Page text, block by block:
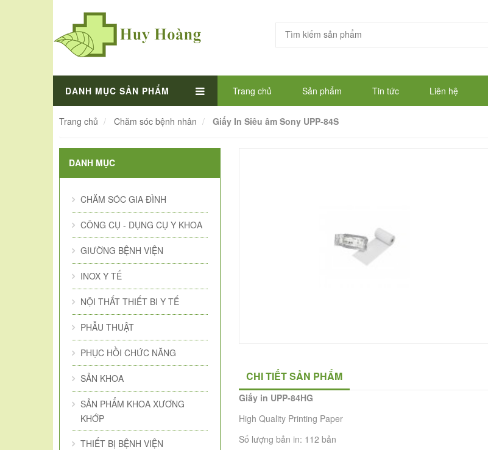
DANH MỤC SẢN PHẨM Trang chủ Sản phẩm Tin tức Liên hệ
Trang chủ Chăm sóc bệnh nhân Giấy In Siêu âm Sony UPP-84S
DANH MỤC
CHĂM SÓC GIA ĐÌNH
CÔNG CỤ - DỤNG CỤ Y KHOA
GIƯỜNG BỆNH VIỆN
INOX Y TẾ
NỘI THẤT THIẾT BI Y TẾ
PHẪU THUẬT
PHỤC HỒI CHỨC NĂNG
SẢN KHOA
SẢN PHẨM KHOA XƯƠNG
KHỚP
THIẾT BỊ BỆNH VIỆN
CHI TIẾT SẢN PHẨM
Giấy in UPP-84HG
High Quality Printing Paper
Số lượng bản in: 112 bản